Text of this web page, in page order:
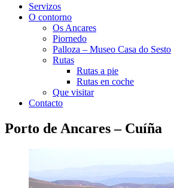
Servizos
O contorno
Os Ancares
Piornedo
Palloza – Museo Casa do Sesto
Rutas
Rutas a pie
Rutas en coche
Que visitar
Contacto
Porto de Ancares – Cuíña